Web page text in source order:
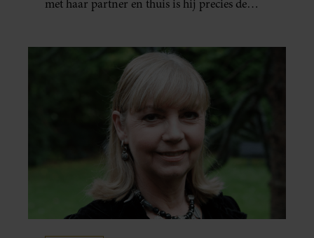
met haar partner en thuis is hij precies de
vaker schaamt zodra ze samen onder de